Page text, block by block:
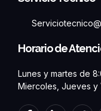
Horario de
Lunes y martes de
Miercoles, Jueves y